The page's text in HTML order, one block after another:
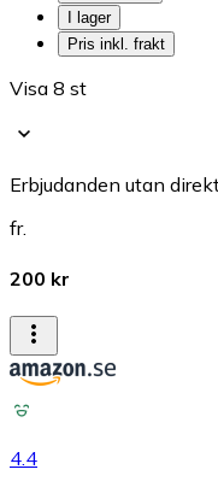
I lager
Pris inkl. frakt
Visa 8 st
Erbjudanden utan
fr.
200 kr
4.4